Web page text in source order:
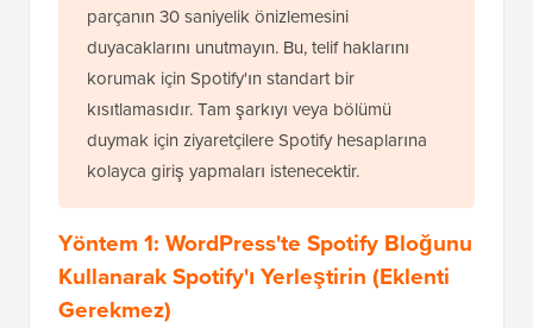
parçanın 30 saniyelik önizlemesini
duyacaklarını unutmayın. Bu, telif haklarını
korumak için Spotify'ın standart bir
kısıtlamasıdır. Tam şarkıyı veya bölümü
duymak için ziyaretçilere Spotify hesaplarına
kolayca giriş yapmaları istenecektir.
Yöntem 1: WordPress'te Spotify Bloğunu
Kullanarak Spotify'ı Yerleştirin (Eklenti
Gerekmez)